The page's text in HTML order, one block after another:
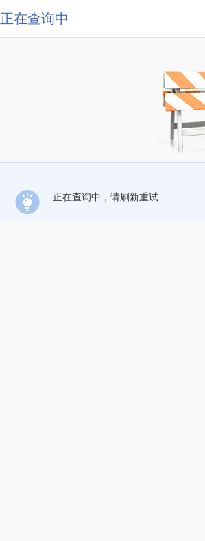
正在查询中
正在查询中，请刷新重试